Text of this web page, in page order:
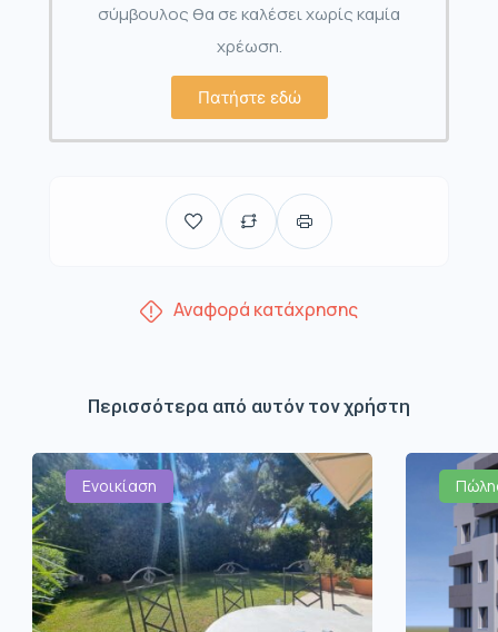
σύμβουλος θα σε καλέσει χωρίς καμία
χρέωση.
Πατήστε εδώ
Αναφορά κατάχρησης
Περισσότερα από αυτόν τον χρήστη
Ενοικίαση